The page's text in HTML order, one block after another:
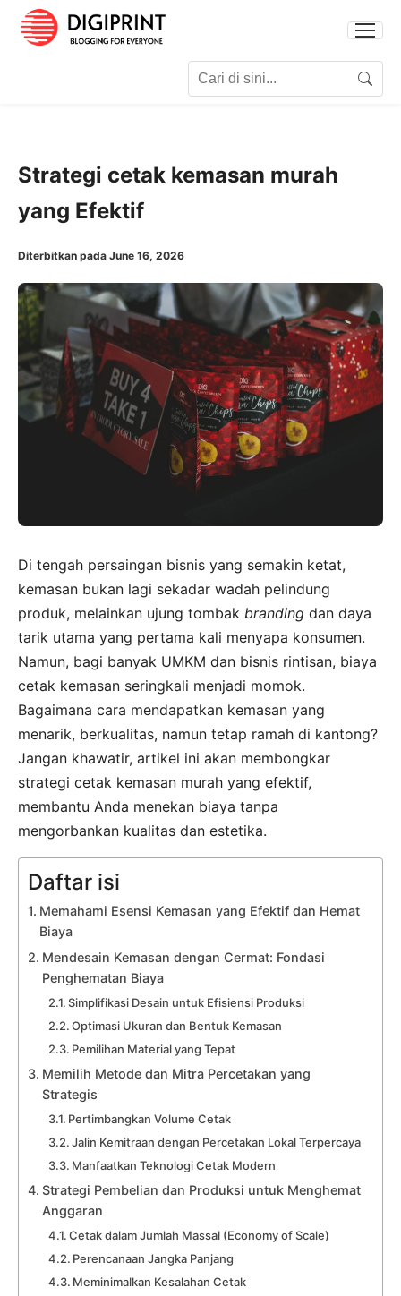
Search
Strategi cetak kemasan murah
yang Efektif
Diterbitkan pada June 16, 2026
Di tengah persaingan bisnis yang semakin ketat,
kemasan bukan lagi sekadar wadah pelindung
produk, melainkan ujung tombak branding dan daya
tarik utama yang pertama kali menyapa konsumen.
Namun, bagi banyak UMKM dan bisnis rintisan, biaya
cetak kemasan seringkali menjadi momok.
Bagaimana cara mendapatkan kemasan yang
menarik, berkualitas, namun tetap ramah di kantong?
Jangan khawatir, artikel ini akan membongkar
strategi cetak kemasan murah yang efektif,
membantu Anda menekan biaya tanpa
mengorbankan kualitas dan estetika.
Daftar isi
Memahami Esensi Kemasan yang Efektif dan Hemat
Biaya
Mendesain Kemasan dengan Cermat: Fondasi
Penghematan Biaya
Simplifikasi Desain untuk Efisiensi Produksi
Optimasi Ukuran dan Bentuk Kemasan
Pemilihan Material yang Tepat
Memilih Metode dan Mitra Percetakan yang
Strategis
Pertimbangkan Volume Cetak
Jalin Kemitraan dengan Percetakan Lokal Terpercaya
Manfaatkan Teknologi Cetak Modern
Strategi Pembelian dan Produksi untuk Menghemat
Anggaran
Cetak dalam Jumlah Massal (Economy of Scale)
Perencanaan Jangka Panjang
Meminimalkan Kesalahan Cetak